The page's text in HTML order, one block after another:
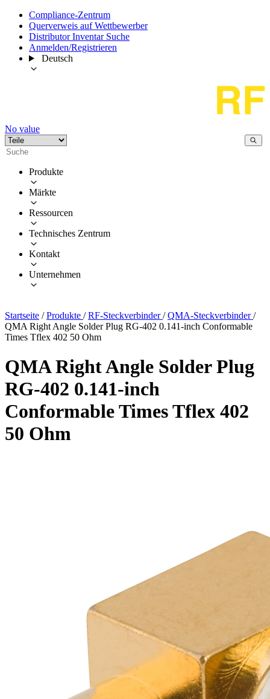
Compliance-Zentrum
Querverweis auf Wettbewerber
Distributor Inventar Suche
Anmelden/Registrieren
Deutsch
No value
Produkte
Märkte
Ressourcen
Technisches Zentrum
Kontakt
Unternehmen
Startseite / Produkte / RF-Steckverbinder/ QMA-Steckverbinder/
QMA Right Angle Solder Plug RG-402 0.141-inch Conformable
Times Tflex 402 50 Ohm
QMA Right Angle Solder Plug
RG-402 0.141-inch
Conformable Times Tflex 402
50 Ohm